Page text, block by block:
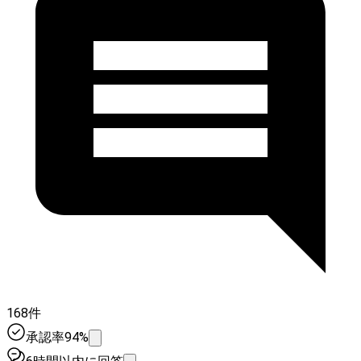
168件
承認率94%